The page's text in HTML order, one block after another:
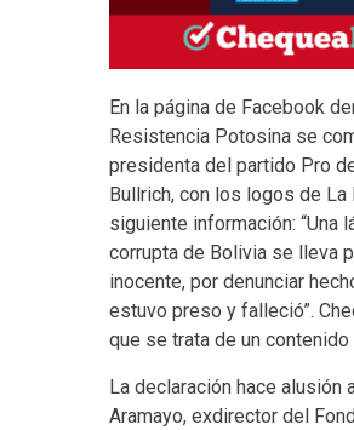
En la página de Facebook
Resistencia Potosina se
presidenta del partido Pro
Bullrich, con los logos de La
siguiente información: “Una
corrupta de Bolivia se lleva
inocente, por denunciar
estuvo preso y falleció”.
que se trata de un
La declaración hace alusión
Aramayo, exdirector del